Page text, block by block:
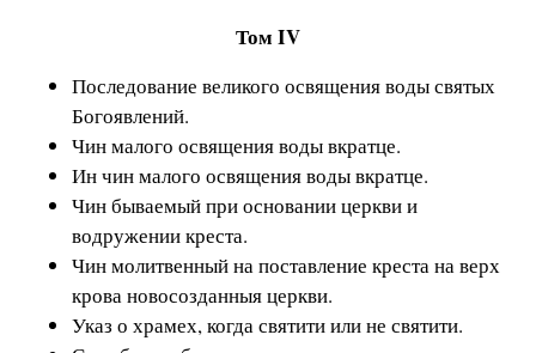
Том IV
Последование великого освящения воды святых
Богоявлений.
Чин малого освящения воды вкратце.
Ин чин малого освящения воды вкратце.
Чин бываемый при основании церкви и
водружении креста.
Чин молитвенный на поставление креста на верх
крова новосозданныя церкви.
Указ о храмех, когда святити или не святити.